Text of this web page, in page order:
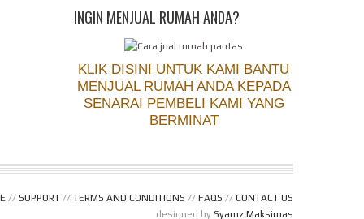
INGIN MENJUAL RUMAH ANDA?
KLIK DISINI UNTUK KAMI BANTU
MENJUAL RUMAH ANDA KEPADA
SENARAI PEMBELI KAMI YANG
BERMINAT
// SUPPORT // TERMS AND CONDITIONS // FAQS // CONTACT US
designed by Syamz Maksimas